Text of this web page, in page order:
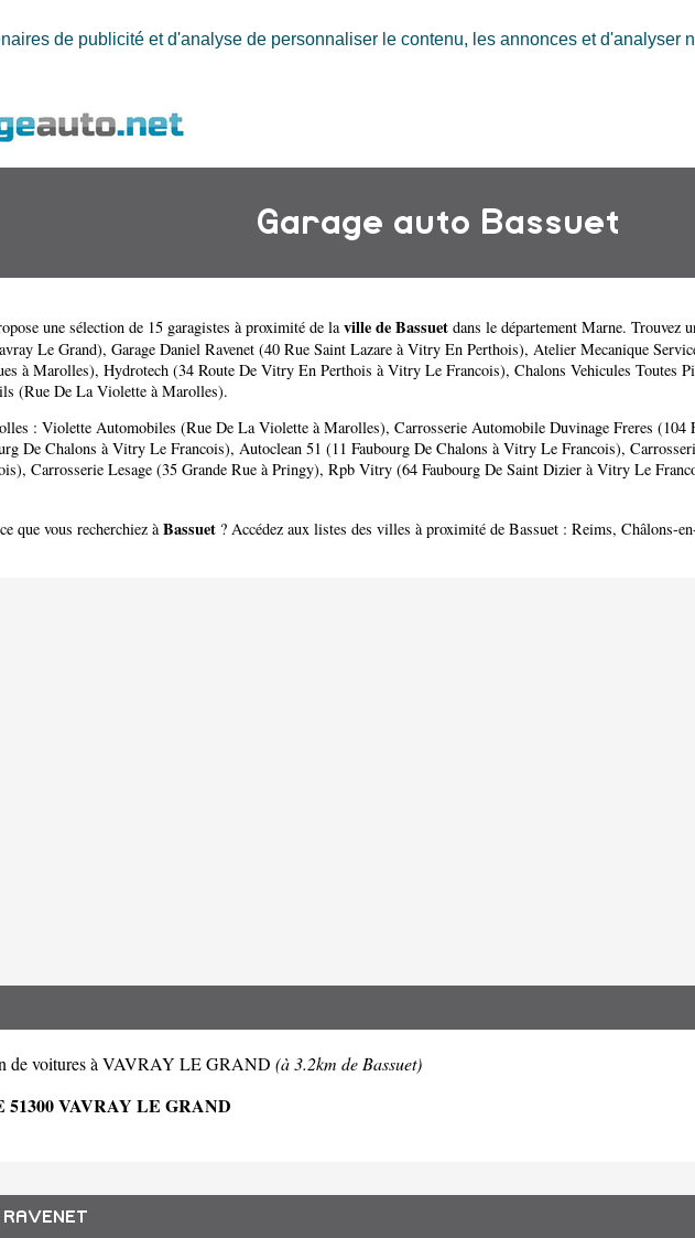
de publicité et d'analyse de personnaliser le contenu, les annonces et d'analyser
Garage auto Bassuet
une sélection de 15 garagistes à proximité de laville de Bassuet dans le département Marne. Trouvez
Le Grand), Garage Daniel Ravenet (40 Rue Saint Lazare à Vitry En Perthois), Atelier Mecanique
à Marolles), Hydrotech (34 Route De Vitry En Perthois à Vitry Le Francois), Chalons Vehicules Toutes
(Rue De La Violette à Marolles).
: Violette Automobiles (Rue De La Violette à Marolles), Carrosserie Automobile Duvinage Freres
De Chalons à Vitry Le Francois), Autoclean 51 (11 Faubourg De Chalons à Vitry Le Francois),
, Carrosserie Lesage (35 Grande Rue à Pringy), Rpb Vitry (64 Faubourg De Saint Dizier à Vitry Le
que vous recherchiez à Bassuet ? Accédez aux listes des villes à proximité de Bassuet : Reims, Châlons-
de voitures à VAVRAY LE GRAND (à 3.2km de Bassuet)
51300 VAVRAY LE GRAND